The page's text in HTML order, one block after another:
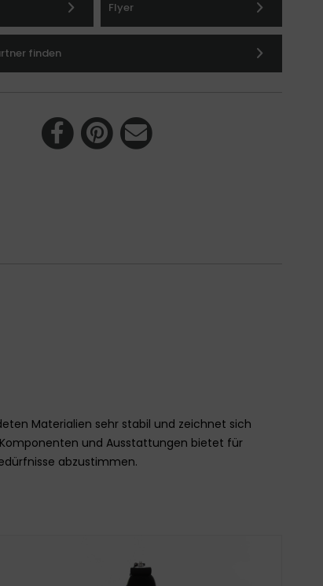
finden
Flyer
Materialien sehr stabil und zeichnet sich
und Ausstattungen bietet für
abzustimmen.